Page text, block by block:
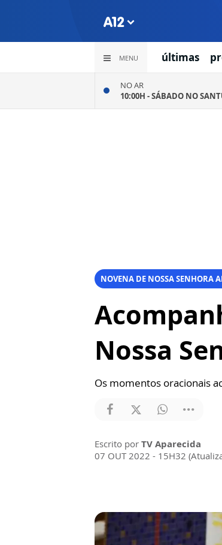
MENU últimas
NO AR
10:00H -SÁBADO NO
NOVENA DE NOSSA SENHORA
Nossa
Os momentos oracionais
Escrito por TV Aparecida
07 OUT 2022 - 15H32